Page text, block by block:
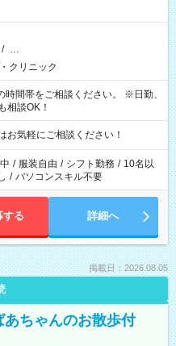
/ …
クリニック
相談OK！
気軽にご相談ください！
/ 服装自由 / シフト勤務 / 10名以
/ パソコンスキル不要
する 詳細へ
掲載日：2026.08.05
あちゃんのお散歩付